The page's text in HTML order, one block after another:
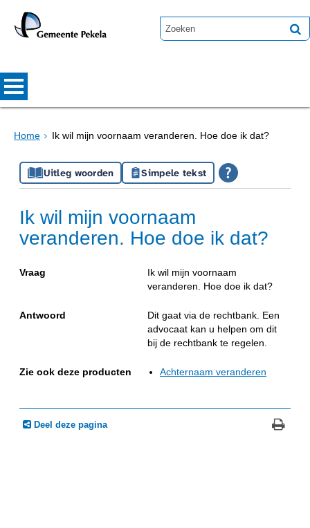
Home Ik wil mijn voornaam veranderen. Hoe doe ik dat?
Uitleg woorden Simpele tekst
Ik wil mijn voornaam
veranderen. Hoe doe ik dat?
Vraag
Ik wil mijn voornaam
veranderen. Hoe doe ik dat?
Antwoord
Dit gaat via de rechtbank. Een
advocaat kan u helpen om dit
bij de rechtbank te regelen.
Zie ook deze producten Achternaam veranderen
Deel deze pagina